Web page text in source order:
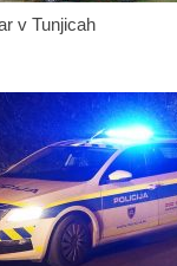
v Tunjicah